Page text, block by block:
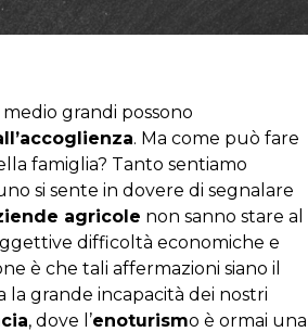
grandi possono
. Ma come può fare
famiglia? Tanto sentiamo
si sente in dovere di segnalare
agricole non sanno stare al
difficoltà economiche e
è che tali affermazioni siano il
la grande incapacità dei nostri
, dove l’enoturismo è ormai una